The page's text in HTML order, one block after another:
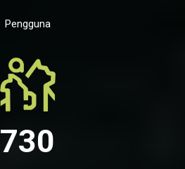
Pengguna
730